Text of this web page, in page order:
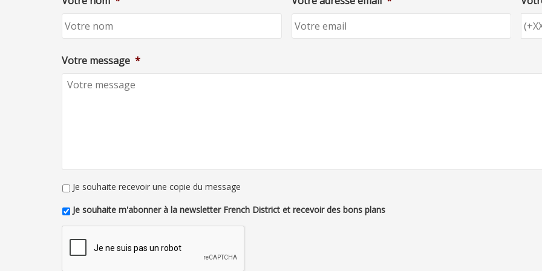
Votre message *
Je souhaite recevoir une copie du message
Je souhaite m'abonner à la newsletter French District et recevoir des bons plans